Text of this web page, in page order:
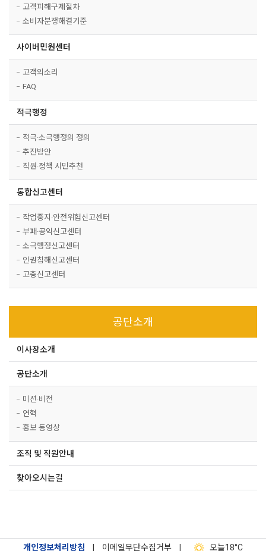
고객피해구제절차
소비자분쟁해결기준
사이버민원센터
고객의소리
FAQ
적극행정
적극·소극행정의 정의
추진방안
직원·정책 시민추천
통합신고센터
작업중지·안전위험신고센터
부패·공익신고센터
소극행정신고센터
인권침해신고센터
고충신고센터
공단소개
이사장소개
공단소개
미션·비전
연혁
홍보 동영상
조직 및 직원안내
찾아오시는길
개인정보처리방침 이메일무단수집거부 오늘18°C